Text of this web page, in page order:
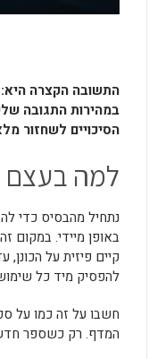
התשובה הקצרה היא:
במהירות התגובה
הסיכויים לשחזור
למה בעצם
נתחיל מהבסיס כדי
באופן מיידי. במקום
קיים פיזית על
להפסיק מיד כל
חשבו על זה כמו על
המדף. רק כשספר חדש